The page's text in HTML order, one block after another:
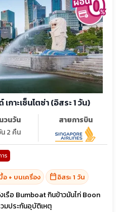
กาะเซ็นโตซ่า (อิสระ 1 วัน)
วนวัน
2 คืน
สายการบิน
ร
อ + บนเครื่อง calendar_todayอิสระ 1 วัน
รือ Bumboat กินข้าวมันไก่ Boon
มประกันอุบัติเหตุ